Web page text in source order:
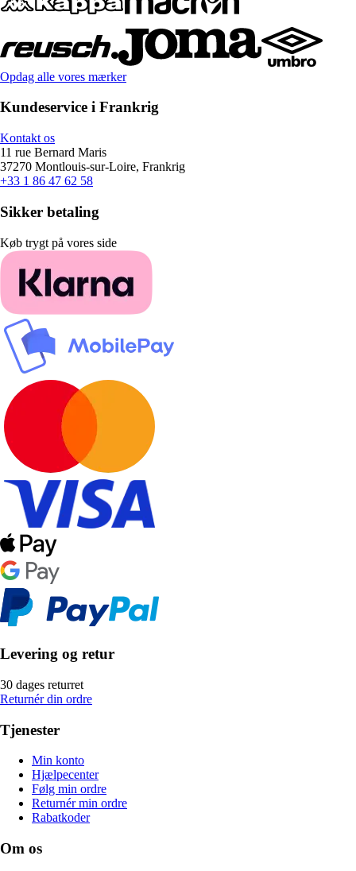
Opdag alle vores mærker
Kundeservice i Frankrig
Kontakt os
11 rue Bernard Maris
37270 Montlouis-sur-Loire, Frankrig
+33 1 86 47 62 58
Sikker betaling
Køb trygt på vores side
Levering og retur
30 dages returret
Returnér din ordre
Tjenester
Min konto
Hjælpecenter
Følg min ordre
Returnér min ordre
Rabatkoder
Om os